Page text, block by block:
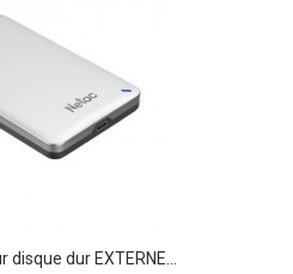
dur EXTERNE...